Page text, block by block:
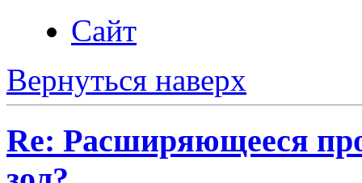
Сайт
Вернуться наверх
Re: Расширяющееся